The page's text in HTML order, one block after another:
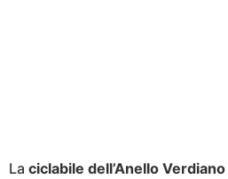
La ciclabile dell’Anello Verdiano